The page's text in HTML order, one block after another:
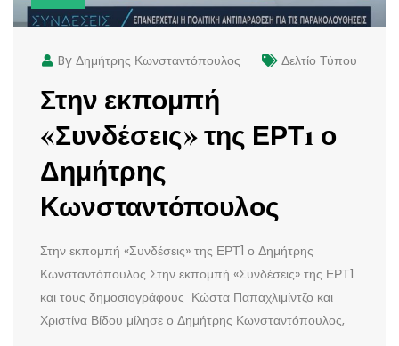
By Δημήτρης Κωνσταντόπουλος Δελτίο Τύπου
Στην εκπομπή
«Συνδέσεις» της ΕΡΤ1 ο
Δημήτρης
Κωνσταντόπουλος
Στην εκπομπή «Συνδέσεις» της ΕΡΤ1 ο Δημήτρης
Κωνσταντόπουλος Στην εκπομπή «Συνδέσεις» της ΕΡΤ1
και τους δημοσιογράφους Κώστα Παπαχλιμίντζο και
Χριστίνα Βίδου μίλησε ο Δημήτρης Κωνσταντόπουλος,